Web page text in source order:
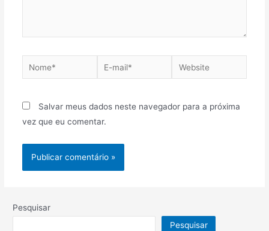
Salvar meus dados neste navegador para a próxima
vez que eu comentar.
Pesquisar
Pesquisar